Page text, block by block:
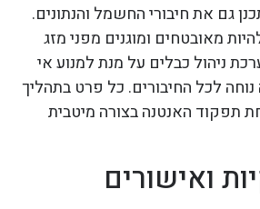
גם את חיבורי החשמל והנתונים.
מאובטחים ומוגנים מפני מזג
ניהול כבלים על מנת למנוע אי
לכל החיבורים. כל פרט בתהליך
תפקוד האנטנה בצורה מיטבית
ואישורים